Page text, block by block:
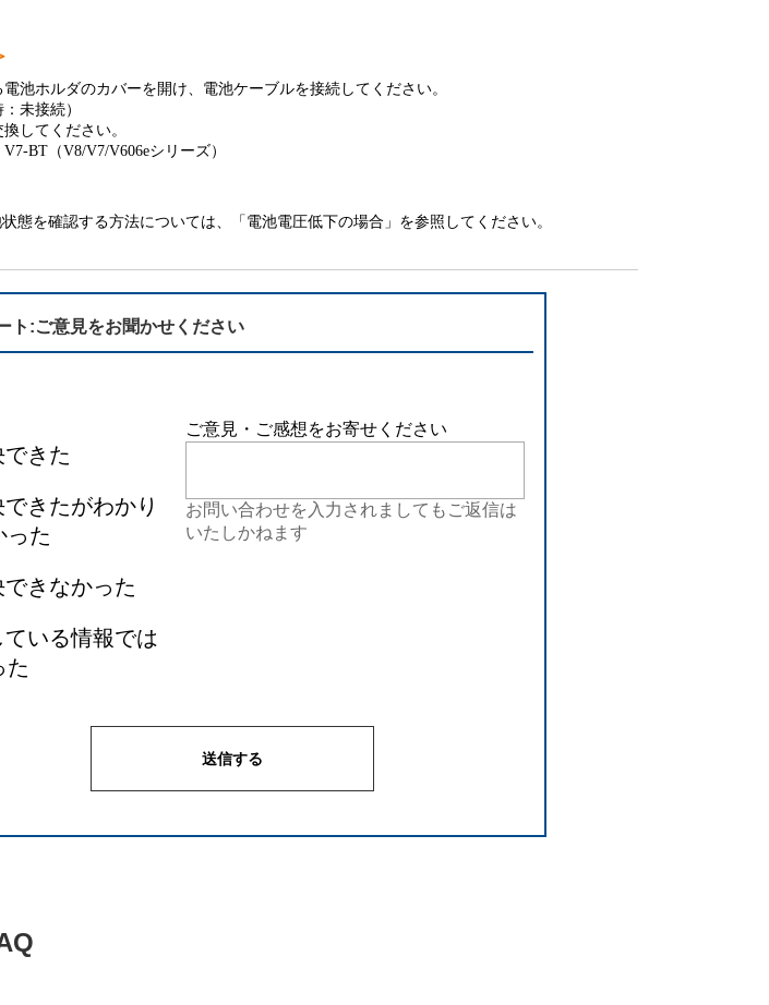
池ホルダのカバーを開け、電池ケーブルを接続してください。
未接続）
してください。
BT（V8/V7/V606eシリーズ）
態を確認する方法については、「電池電圧低下の場合」を参照してください。
ト:ご意見をお聞かせください
きた
きたがわかり
った
できなかった
ている情報では
た
ご意見・ご感想をお寄せください
お問い合わせを入力されましてもご返信は
いたしかねます